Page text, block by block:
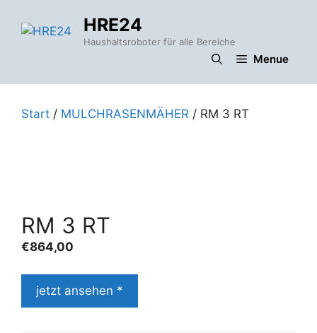
Inhalt
HRE24
Haushaltsroboter für alle Bereiche
Menue
Start / MULCHRASENMÄHER / RM 3 RT
RM 3 RT
€864,00
jetzt ansehen *